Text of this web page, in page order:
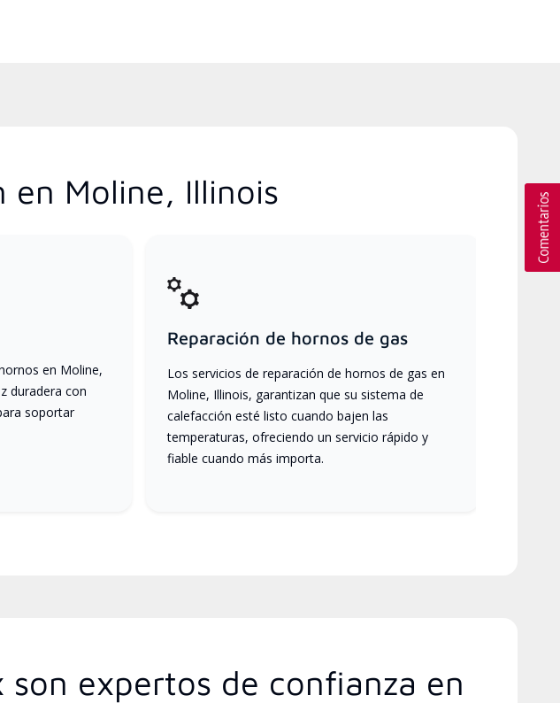
en Moline, Illinois
en Moline,
duradera con
soportar
Reparación de hornos de gas
Los servicios de reparación de hornos de gas en
Moline, Illinois, garantizan que su sistema de
calefacción esté listo cuando bajen las
temperaturas, ofreciendo un servicio rápido y
fiable cuando más importa.
expertos de confianza en